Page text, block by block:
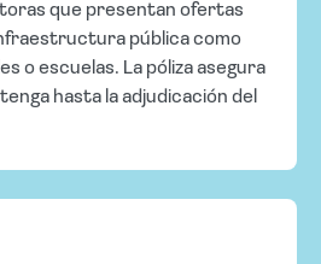
que presentan ofertas
pública como
o escuelas. La póliza asegura
hasta la adjudicación del